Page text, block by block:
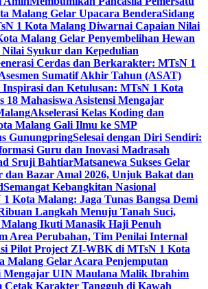
Malang Gelar Upacara BenderaSidang
1 Kota Malang Diwarnai Capaian Nilai
Malang Gelar Penyembelihan Hewan
Syukur dan Kepedulian
Cerdas dan Berkarakter: MTsN 1
Sumatif Akhir Tahun (ASAT)
Inspirasi dan Ketulusan: MTsN 1 Kota
18 Mahasiswa Asistensi Mengajar
Akselerasi Kelas Koding dan
Malang Gali Ilmu ke SMP
GunungpringSelesai dengan Diri Sendiri:
Guru dan Inovasi Madrasah
Sruji BahtiarMatsanewa Sukses Gelar
Bazar Amal 2026, Unjuk Bakat dan
Semangat Kebangkitan Nasional
Kota Malang: Jaga Tunas Bangsa Demi
Langkah Menuju Tanah Suci,
Ikuti Manasik Haji Penuh
Area Perubahan, Tim Penilai Internal
Pilot Project ZI-WBK di MTsN 1 Kota
Malang Gelar Acara Penjemputan
Mengajar UIN Maulana Malik Ibrahim
Cetak Karakter Tangguh di Kawah